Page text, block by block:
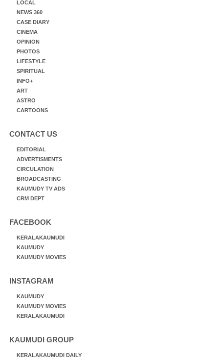
LOCAL
NEWS 360
CASE DIARY
CINEMA
OPINION
PHOTOS
LIFESTYLE
SPIRITUAL
INFO+
ART
ASTRO
CARTOONS
CONTACT US
EDITORIAL
ADVERTISMENTS
CIRCULATION
BROADCASTING
KAUMUDY TV ADS
CRM DEPT
FACEBOOK
KERALAKAUMUDI
KAUMUDY
KAUMUDY MOVIES
INSTAGRAM
KAUMUDY
KAUMUDY MOVIES
KERALAKAUMUDI
KAUMUDI GROUP
KERALAKAUMUDI DAILY